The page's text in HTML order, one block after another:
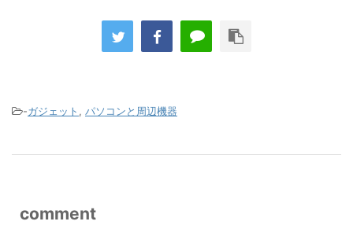
-ガジェット , パソコンと周辺機器
comment